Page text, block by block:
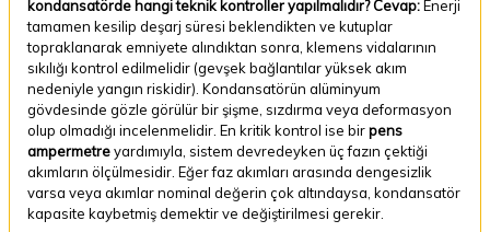
kondansatörde hangi teknik kontroller yapılmalıdır?Cevap:Enerji
tamamen kesilip deşarj süresi beklendikten ve kutuplar
topraklanarak emniyete alındıktan sonra, klemens vidalarının
sıkılığı kontrol edilmelidir (gevşek bağlantılar yüksek akım
nedeniyle yangın riskidir). Kondansatörün alüminyum
gövdesinde gözle görülür bir şişme, sızdırma veya deformasyon
olup olmadığı incelenmelidir. En kritik kontrol ise birpens
ampermetreyardımıyla, sistem devredeyken üç fazın çektiği
akımların ölçülmesidir. Eğer faz akımları arasında dengesizlik
varsa veya akımlar nominal değerin çok altındaysa, kondansatör
kapasite kaybetmiş demektir ve değiştirilmesi gerekir.